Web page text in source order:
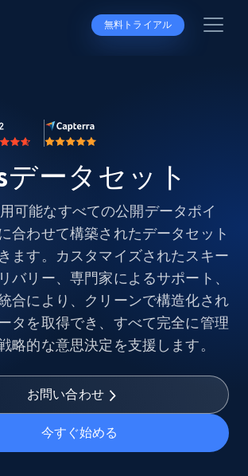
無料トライアル
データセット
可能なすべての公開データポイ
合わせて構築されたデータセット
ます。カスタマイズされたスキー
バリー、専門家によるサポート、
合により、クリーンで構造化され
タを取得でき、すべて完全に管理
略的な意思決定を支援します。
お問い合わせ
今すぐ始める